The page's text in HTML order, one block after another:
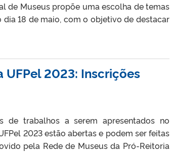
de Museus propõe uma escolha de temas
18 de maio, com o objetivo de destacar
UFPel 2023: Inscrições
de trabalhos a serem apresentados no
2023 estão abertas e podem ser feitas
pela Rede de Museus da Pró-Reitoria